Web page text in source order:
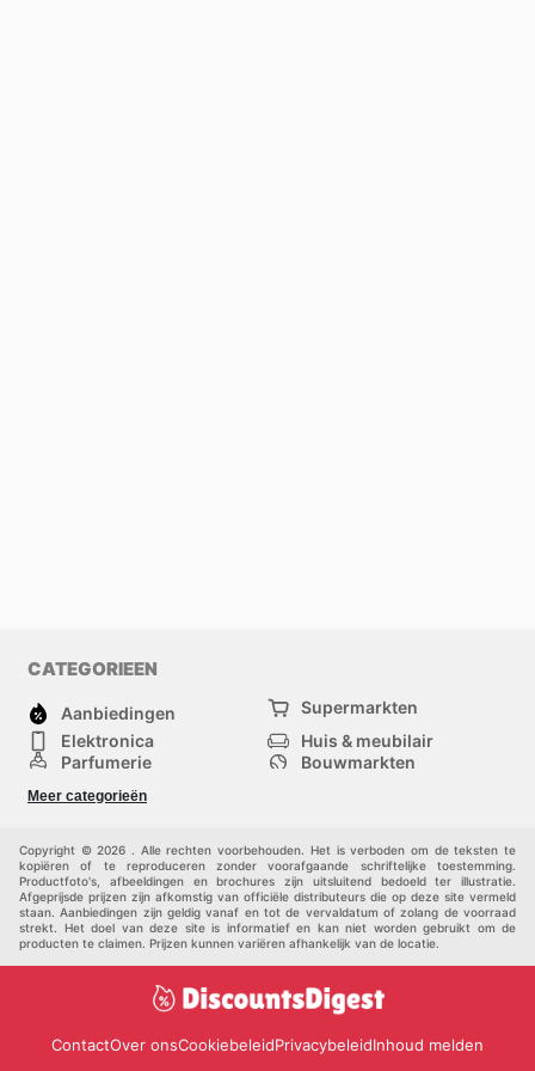
CATEGORIEEN
Aanbiedingen
Supermarkten
Elektronica
Huis & meubilair
Parfumerie
Bouwmarkten
Kinderen
Meer categorieën
Copyright © 2026 . Alle rechten voorbehouden. Het is verboden om de teksten te
kopiëren of te reproduceren zonder voorafgaande schriftelijke toestemming.
Productfoto's, afbeeldingen en brochures zijn uitsluitend bedoeld ter illustratie.
Afgeprijsde prijzen zijn afkomstig van officiële distributeurs die op deze site vermeld
staan. Aanbiedingen zijn geldig vanaf en tot de vervaldatum of zolang de voorraad
strekt. Het doel van deze site is informatief en kan niet worden gebruikt om de
producten te claimen. Prijzen kunnen variëren afhankelijk van de locatie.
ContactOver onsCookiebeleidPrivacybeleidInhoud melden